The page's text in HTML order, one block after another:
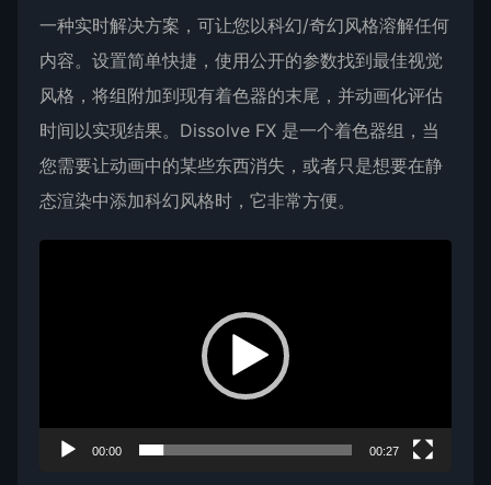
一种实时解决方案，可让您以科幻/奇幻风格溶解任何
内容。设置简单快捷，使用公开的参数找到最佳视觉
风格，将组附加到现有着色器的末尾，并动画化评估
时间以实现结果。Dissolve FX 是一个着色器组，当
您需要让动画中的某些东西消失，或者只是想要在静
态渲染中添加科幻风格时，它非常方便。
00:00 00:27